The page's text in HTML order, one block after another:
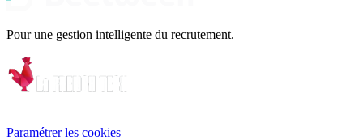
Pour une gestion intelligente du recrutement.
Paramétrer les cookies